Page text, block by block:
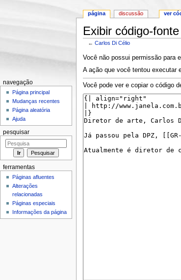
Exibir código-
←Carlos Di Célio
Você não possui permissão para
A ação que você tentou executar
Você pode ver e copiar o código
página discussão ver
navegação
Página principal
Mudanças recentes
Página aleatória
Ajuda
pesquisar
ferramentas
Páginas afluentes
Alterações
relacionadas
Páginas especiais
Informações da página